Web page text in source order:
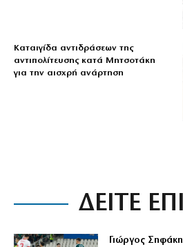
Καταιγίδα αντιδράσεων της
αντιπολίτευσης κατά Μητσοτάκη
για την αισχρή ανάρτηση
ΔΕΙΤΕ
Γιώργος